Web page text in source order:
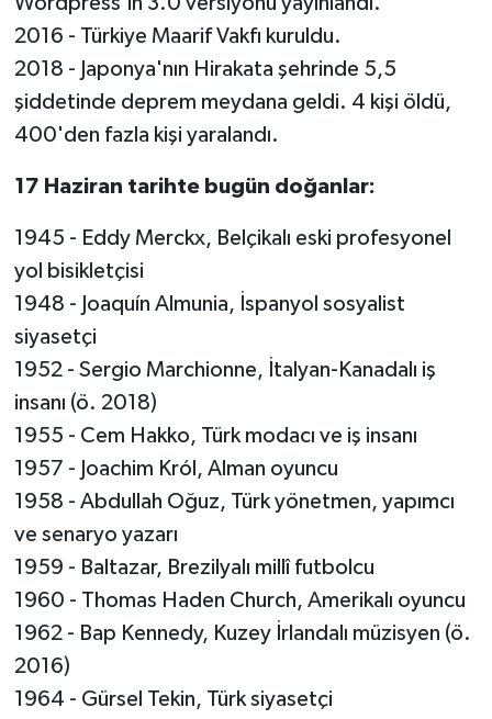
2016 - Türkiye Maarif Vakfı kuruldu.
2018 - Japonya'nın Hirakata şehrinde 5,5
şiddetinde deprem meydana geldi. 4 kişi öldü,
400'den fazla kişi yaralandı.
17 Haziran tarihte bugün doğanlar:
1945 - Eddy Merckx, Belçikalı eski profesyonel
yol bisikletçisi
1948 - Joaquín Almunia, İspanyol sosyalist
siyasetçi
1952 - Sergio Marchionne, İtalyan-Kanadalı iş
insanı (ö. 2018)
1955 - Cem Hakko, Türk modacı ve iş insanı
1957 - Joachim Król, Alman oyuncu
1958 - Abdullah Oğuz, Türk yönetmen, yapımcı
ve senaryo yazarı
1959 - Baltazar, Brezilyalı millî futbolcu
1960 - Thomas Haden Church, Amerikalı oyuncu
1962 - Bap Kennedy, Kuzey İrlandalı müzisyen (ö.
2016)
1964 - Gürsel Tekin, Türk siyasetçi